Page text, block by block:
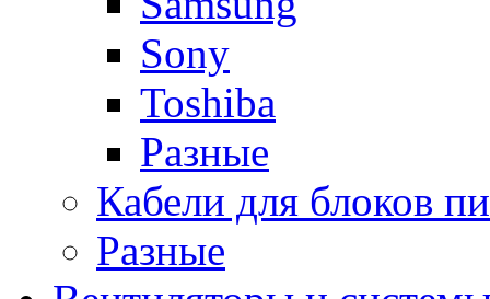
Sony
Toshiba
Разные
Кабели для блоков
Разные